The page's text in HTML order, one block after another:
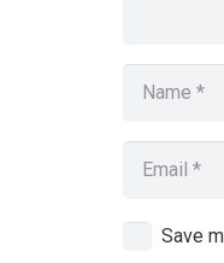
Save